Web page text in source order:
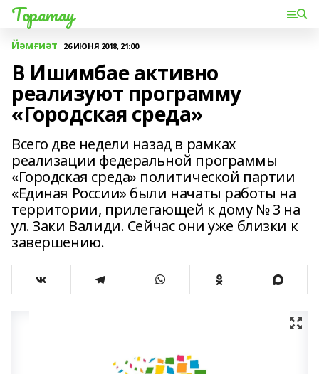
Торатау
Йәмғиәт 26 ИЮНЯ 2018, 21:00
В Ишимбае активно
реализуют программу
«Городская среда»
Всего две недели назад в рамках
реализации федеральной программы
«Городская среда» политической партии
«Единая России» были начаты работы на
территории, прилегающей к дому № 3 на
ул. Заки Валиди. Сейчас они уже близки к
завершению.